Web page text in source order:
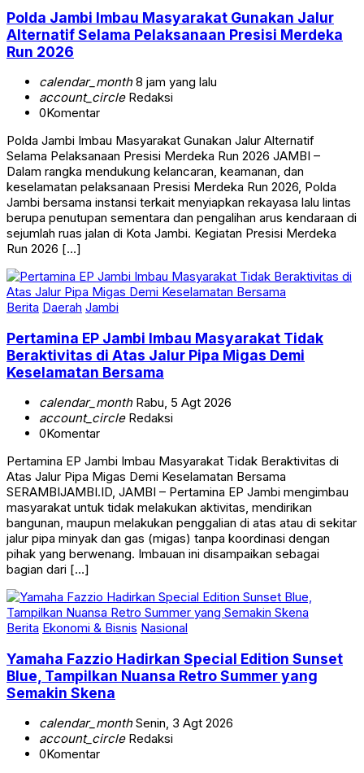
Polda Jambi Imbau Masyarakat Gunakan Jalur
Alternatif Selama Pelaksanaan Presisi Merdeka
Run 2026
calendar_month8 jam yang lalu
account_circleRedaksi
0Komentar
Polda Jambi Imbau Masyarakat Gunakan Jalur Alternatif
Selama Pelaksanaan Presisi Merdeka Run 2026 JAMBI –
Dalam rangka mendukung kelancaran, keamanan, dan
keselamatan pelaksanaan Presisi Merdeka Run 2026, Polda
Jambi bersama instansi terkait menyiapkan rekayasa lalu lintas
berupa penutupan sementara dan pengalihan arus kendaraan di
sejumlah ruas jalan di Kota Jambi. Kegiatan Presisi Merdeka
Run 2026 […]
Berita Daerah Jambi
Pertamina EP Jambi Imbau Masyarakat Tidak
Beraktivitas di Atas Jalur Pipa Migas Demi
Keselamatan Bersama
calendar_monthRabu, 5 Agt 2026
account_circleRedaksi
0Komentar
Pertamina EP Jambi Imbau Masyarakat Tidak Beraktivitas di
Atas Jalur Pipa Migas Demi Keselamatan Bersama
SERAMBIJAMBI.ID, JAMBI – Pertamina EP Jambi mengimbau
masyarakat untuk tidak melakukan aktivitas, mendirikan
bangunan, maupun melakukan penggalian di atas atau di sekitar
jalur pipa minyak dan gas (migas) tanpa koordinasi dengan
pihak yang berwenang. Imbauan ini disampaikan sebagai
bagian dari […]
Berita Ekonomi & Bisnis Nasional
Yamaha Fazzio Hadirkan Special Edition Sunset
Blue, Tampilkan Nuansa Retro Summer yang
Semakin Skena
calendar_monthSenin, 3 Agt 2026
account_circleRedaksi
0Komentar